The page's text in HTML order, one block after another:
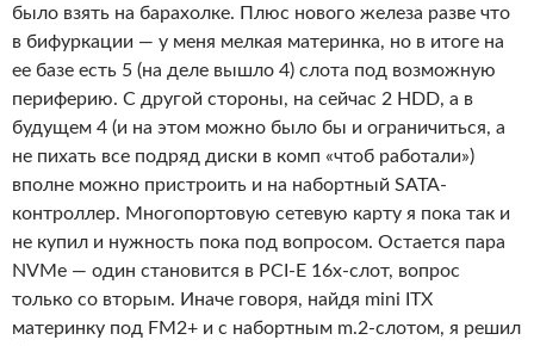
было взять на барахолке. Плюс нового железа разве что
в бифуркации — у меня мелкая материнка, но в итоге на
ее базе есть 5 (на деле вышло 4) слота под возможную
периферию. С другой стороны, на сейчас 2 HDD, а в
будущем 4 (и на этом можно было бы и ограничиться, а
не пихать все подряд диски в комп «чтоб работали»)
вполне можно пристроить и на набортный SATA-
контроллер. Многопортовую сетевую карту я пока так и
не купил и нужность пока под вопросом. Остается пара
NVMe — один становится в PCI-E 16x-слот, вопрос
только со вторым. Иначе говоря, найдя mini ITX
материнку под FM2+ и с набортным m.2-слотом, я решил